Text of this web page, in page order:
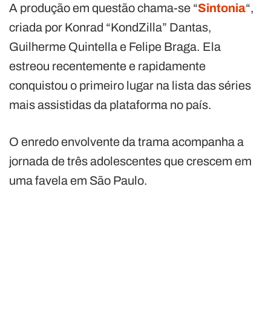
A produção em questão chama-se “Sintonia“,
criada por Konrad “KondZilla” Dantas,
Guilherme Quintella e Felipe Braga. Ela
estreou recentemente e rapidamente
conquistou o primeiro lugar na lista das séries
mais assistidas da plataforma no país.
O enredo envolvente da trama acompanha a
jornada de três adolescentes que crescem em
uma favela em São Paulo.